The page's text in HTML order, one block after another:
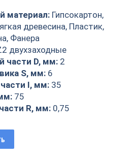
материал: Гипсокартон,
древесина, Пластик,
Фанера
двухзаходные
части D, мм: 2
S, мм: 6
I, мм: 35
75
R, мм: 0,75